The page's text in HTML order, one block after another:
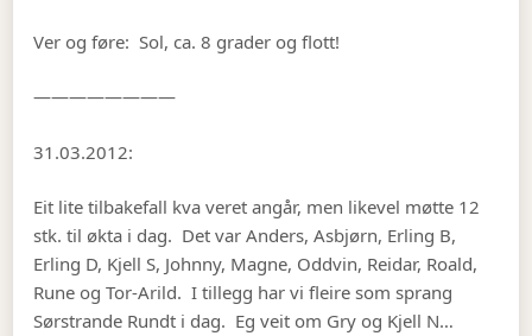
Ver og føre: Sol, ca. 8 grader og flott!
————————
31.03.2012:
Eit lite tilbakefall kva veret angår, men likevel møtte 12
stk. til økta i dag. Det var Anders, Asbjørn, Erling B,
Erling D, Kjell S, Johnny, Magne, Oddvin, Reidar, Roald,
Rune og Tor-Arild. I tillegg har vi fleire som sprang
Sørstrande Rundt i dag. Eg veit om Gry og Kjell N…